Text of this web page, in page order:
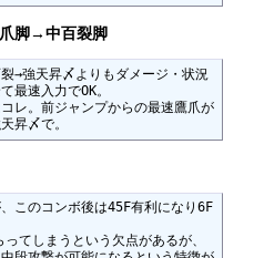
脚→中百裂脚
→強天昇〆よりもダメージ・状況
最速入力でOK。
レ。前ジャンプからの最速鷹爪が
昇〆で。
このコンボ後は45F有利になり6F
てしまうという欠点があるが、